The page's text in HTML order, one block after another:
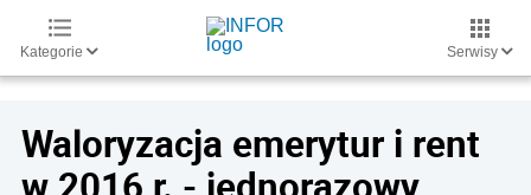
Kategorie Serwisy
Waloryzacja emerytur i rent